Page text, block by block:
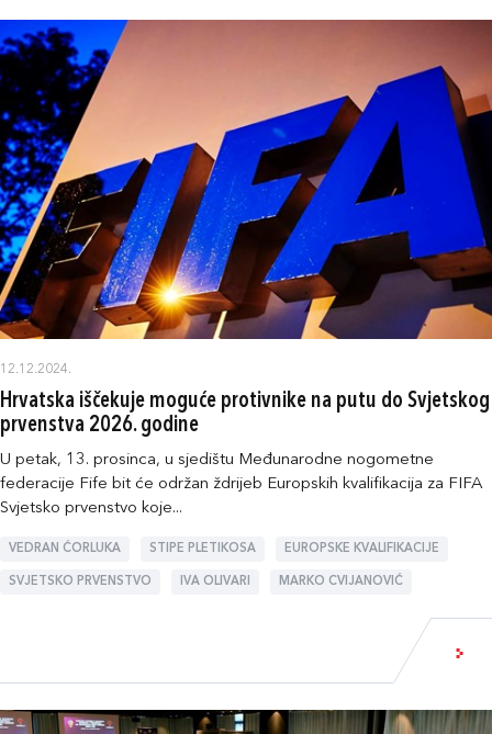
12.12.2024.
Hrvatska iščekuje moguće protivnike na putu do Svjetskog
prvenstva 2026. godine
U petak, 13. prosinca, u sjedištu Međunarodne nogometne
federacije Fife bit će održan ždrijeb Europskih kvalifikacija za FIFA
Svjetsko prvenstvo koje...
VEDRAN ĆORLUKA STIPE PLETIKOSA EUROPSKE KVALIFIKACIJE
SVJETSKO PRVENSTVO IVA OLIVARI MARKO CVIJANOVIĆ